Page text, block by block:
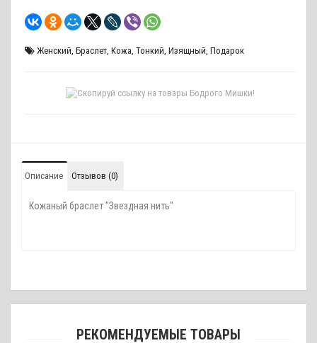
Женский, Браслет, Кожа, Тонкий, Изящный, Подарок
Описание Отзывов (0)
Кожаный браслет "Звездная нить"
РЕКОМЕНДУЕМЫЕ ТОВАРЫ